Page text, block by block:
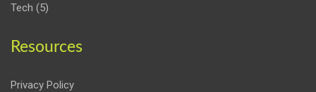
Tech (5)
Resources
Privacy Policy